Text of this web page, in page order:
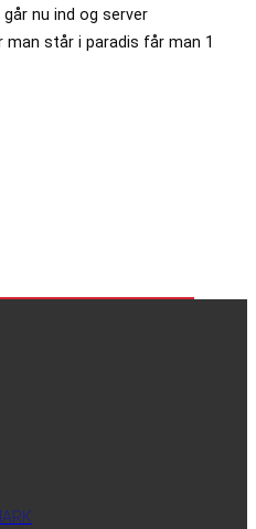
nu ind og server
man står i paradis får man 1